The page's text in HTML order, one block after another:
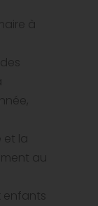
à
et la
au
enfants